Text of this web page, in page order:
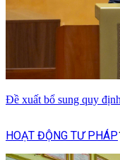
Đề xuất bổ sung quy
HOẠT ĐỘNG TƯ PHÁP